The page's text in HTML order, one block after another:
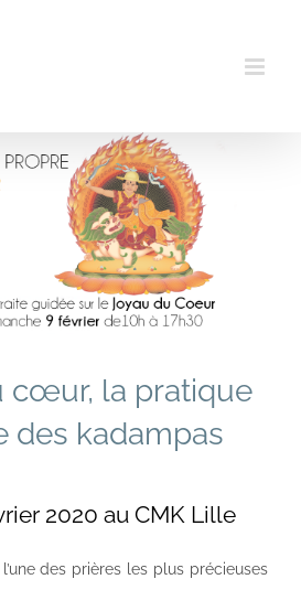
cœur, la pratique
des kadampas
2020 au CMK Lille
des prières les plus précieuses